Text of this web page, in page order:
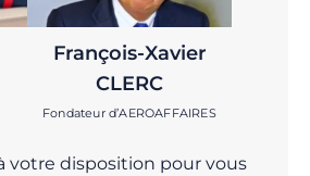
François-Xavier
CLERC
Fondateur d’AEROAFFAIRES
votre disposition pour vous